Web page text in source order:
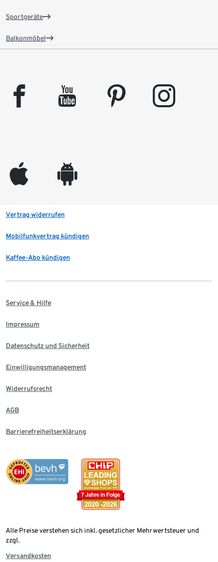
Sportgeräte
Balkonmöbel
facebook youtube pinterest instagram
appleinc android
Vertrag widerrufen
Mobilfunkvertrag kündigen
Kaffee-Abo kündigen
Service & Hilfe
Impressum
Datenschutz und Sicherheit
Einwilligungsmanagement
Widerrufsrecht
AGB
Barrierefreiheitserklärung
Alle Preise verstehen sich inkl. gesetzlicher Mehrwertsteuer und
zzgl.
Versandkosten